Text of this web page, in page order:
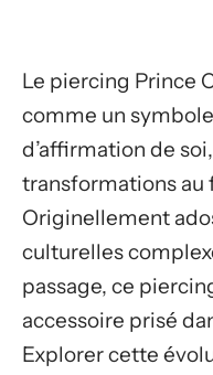
Le piercing Prince
comme un
d’affirmation de
transformations au
Originellement
culturelles
passage, ce
accessoire prisé
Explorer cette